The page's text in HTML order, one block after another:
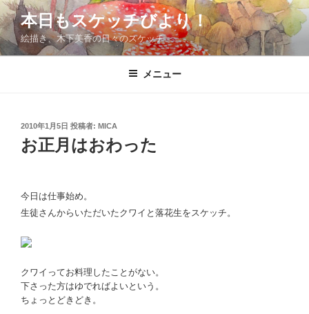
コ
ン
テ
ン
本日もスケッチびより！
絵描き、木下美香の日々のスケッチ
メニュー
投
稿
日:
2010年1月5日 投稿者: MICA
お正月はおわった
今日は仕事始め。
生徒さんからいただいたクワイと落花生をスケッチ。
クワイってお料理したことがない。
下さった方はゆでればよいという。
ちょっとどきどき。